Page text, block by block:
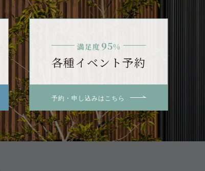
満足度 95%
各種イベント予約
予約・申し込みはこちら